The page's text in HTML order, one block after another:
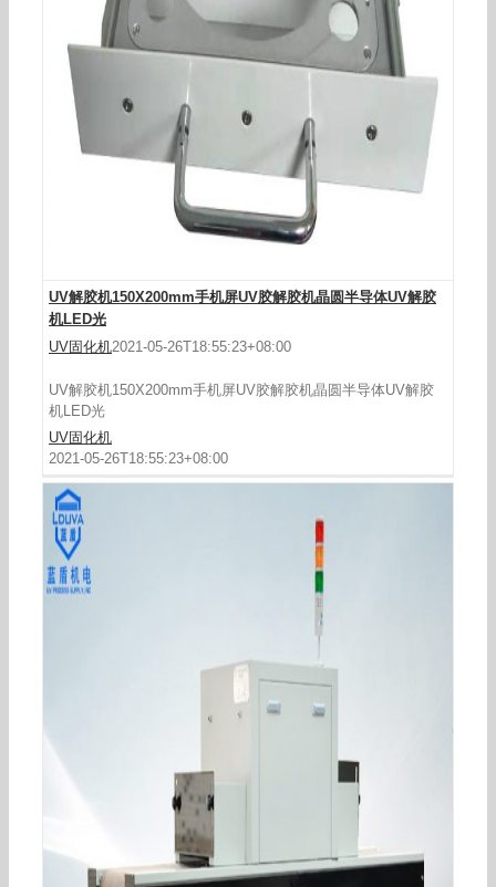
UV解胶机150X200mm手机屏UV胶解胶机晶圆半导体UV解胶
机LED光
UV固化机2021-05-26T18:55:23+08:00
UV解胶机150X200mm手机屏UV胶解胶机晶圆半导体UV解胶
机LED光
UV固化机
2021-05-26T18:55:23+08:00
小型隧道炉uvled固化机紫外线面光源风冷丝印粘
接桌面式固化设备